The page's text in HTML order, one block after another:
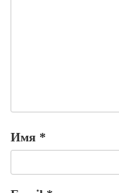
Имя *